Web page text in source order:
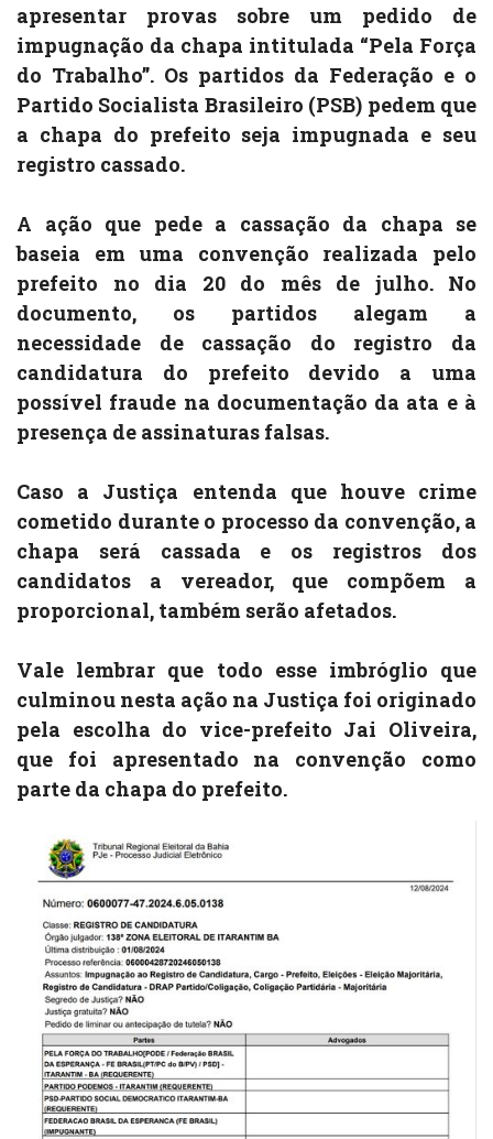
apresentar provas sobre um pedido de
impugnação da chapa intitulada “Pela Força
do Trabalho”. Os partidos da Federação e o
Partido Socialista Brasileiro (PSB) pedem que
a chapa do prefeito seja impugnada e seu
registro cassado.
A ação que pede a cassação da chapa se
baseia em uma convenção realizada pelo
prefeito no dia 20 do mês de julho. No
documento, os partidos alegam a
necessidade de cassação do registro da
candidatura do prefeito devido a uma
possível fraude na documentação da ata e à
presença de assinaturas falsas.
Caso a Justiça entenda que houve crime
cometido durante o processo da convenção, a
chapa será cassada e os registros dos
candidatos a vereador, que compõem a
proporcional, também serão afetados.
Vale lembrar que todo esse imbróglio que
culminou nesta ação na Justiça foi originado
pela escolha do vice-prefeito Jai Oliveira,
que foi apresentado na convenção como
parte da chapa do prefeito.